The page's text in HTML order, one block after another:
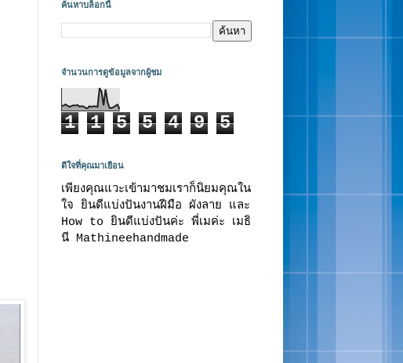
ค้นหาบล็อกนี้
จำนวนการดูข้อมูลจากผู้ชม
1 1 5 5 4 9 5
ดีใจที่คุณมาเยือน
เพียงคุณแวะเข้ามาชมเราก็นิยมคุณใน
ใจ ยินดีแบ่งปันงานฝีมือ ผังลาย และ
How to ยินดีแบ่งปันค่ะ พี่เมค่ะ เมธิ
นี Mathineehandmade